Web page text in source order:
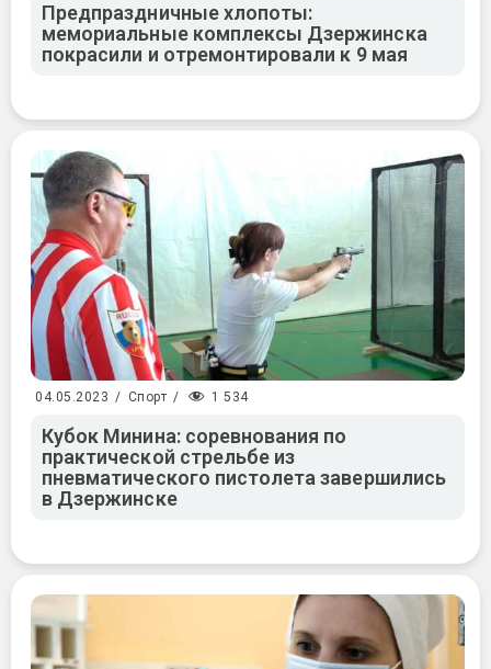
Предпраздничные хлопоты:
мемориальные комплексы Дзержинска
покрасили и отремонтировали к 9 мая
04.05.2023 / Спорт / 1 534
Кубок Минина: соревнования по
практической стрельбе из
пневматического пистолета завершились
в Дзержинске